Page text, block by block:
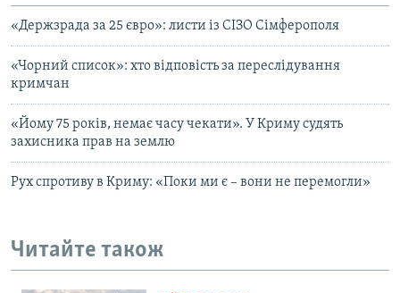
«Держзрада за 25 євро»: листи із СІЗО Сімферополя
«Чорний список»: хто відповість за переслідування
кримчан
«Йому 75 років, немає часу чекати». У Криму судять
захисника прав на землю
Рух cпротиву в Криму: «Поки ми є – вони не перемогли»
Читайте також